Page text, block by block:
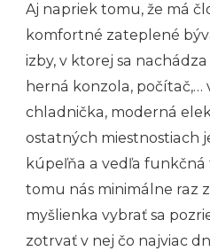
Aj napriek tomu, že má
komfortné zateplené
izby, v ktorej sa
herná konzola, počítač,…
chladnička, moderná
ostatných miestnostiach
kúpeľňa a vedľa
tomu nás minimálne raz
myšlienka vybrať sa
zotrvať v nej čo najviac